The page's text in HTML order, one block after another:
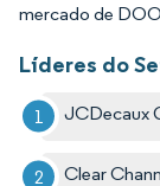
mercado de
Líderes do
JCDecaux
Clear